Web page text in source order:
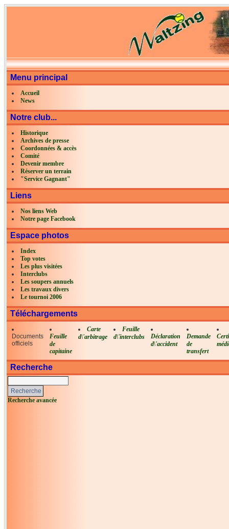
Menu principal
Accueil
News
Notre club...
Historique
Archives de presse
Coordonnées & accès
Comité
Devenir membre
Réserver un terrain
"Service Gagnant"
Liens
Nos liens Web
Notre page Facebook
Espace photos
Index
Top votes
Les plus visitées
Interclubs
Les soupers annuels
Les travaux divers
Le tournoi 2006
Téléchargements
Documents
officiels
Feuille
de
capitaine
Carte
d\'arbitrage
Feuille
d\'interclubs
Déclaration
d\'accident
Demande
de
transfert
Recherche
Recherche avancée